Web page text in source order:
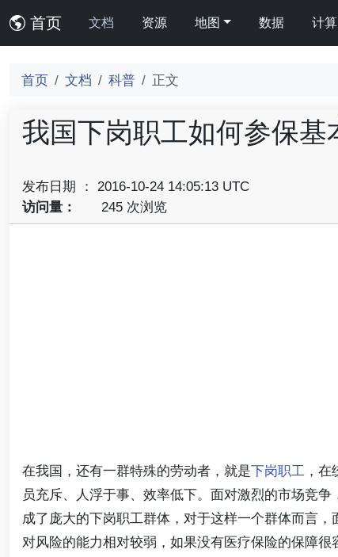
首页 文档 资源 地图 数据 计算
首页 文档 科普 正文
我国下岗职工如何参保基
发布日期 ： 2016-10-24 14:05:13 UTC
访问量：
245 次浏览
在我国，还有一群特殊的劳动者，就是下岗职工 ，
员充斥、人浮于事、效率低下。面对激烈的市场竞
成了庞大的下岗职工群体，对于这样一个群体而言
对风险的能力相对较弱，如果没有医疗保险的保障很